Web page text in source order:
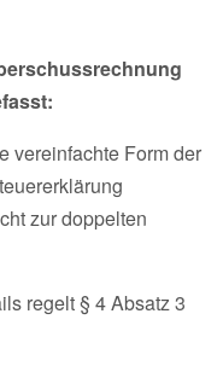
vereinfachte Form der
zur doppelten
regelt § 4 Absatz 3